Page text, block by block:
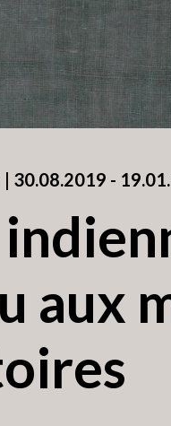
aux
30.08.2019 -